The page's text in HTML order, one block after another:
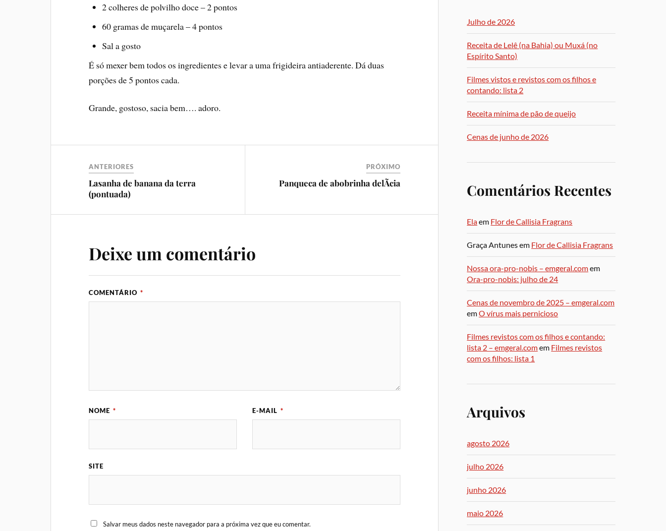
2 colheres de polvilho doce – 2 pontos
60 gramas de muçarela – 4 pontos
Sal a gosto
É só mexer bem todos os ingredientes e levar a uma frigideira antiaderente. Dá duas
porções de 5 pontos cada.
Grande, gostoso, sacia bem…. adoro.
ANTERIORES
Lasanha de banana da terra
(pontuada)
PRÓXIMO
Panqueca de abobrinha delÃ­cia
Deixe um comentário
COMENTÁRIO *
NOME * E-MAIL *
SITE
Salvar meus dados neste navegador para a próxima vez que eu comentar.
Julho de 2026
Receita de Lelê (na Bahia) ou Muxá (no
Espírito Santo)
Filmes vistos e revistos com os filhos e
contando: lista 2
Receita mínima de pão de queijo
Cenas de junho de 2026
Comentários Recentes
Elaem Flor de Callisia Fragrans
Graça Antunesem Flor de Callisia Fragrans
Nossa ora-pro-nobis – emgeral.comem
Ora-pro-nobis: julho de 24
Cenas de novembro de 2025 – emgeral.com
emO vírus mais pernicioso
Filmes revistos com os filhos e contando:
lista 2 – emgeral.comem Filmes revistos
com os filhos: lista 1
Arquivos
agosto 2026
julho 2026
junho 2026
maio 2026